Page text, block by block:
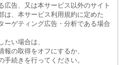
広告、又は本サービス以外のサイト
は、本サービス利用規約に定めた
ーゲティング広告・分析である場合
い場合は、
の取得をオフにするか、
続きを行ってください。